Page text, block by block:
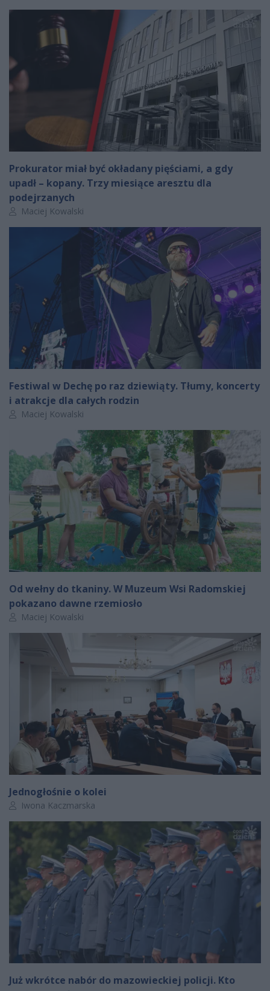
Prokurator miał być okładany pięściami, a gdy
upadł – kopany. Trzy miesiące aresztu dla
podejrzanych
Autor artykułu:
Maciej Kowalski
Festiwal w Dechę po raz dziewiąty. Tłumy, koncerty
i atrakcje dla całych rodzin
Autor artykułu:
Maciej Kowalski
Od wełny do tkaniny. W Muzeum Wsi Radomskiej
pokazano dawne rzemiosło
Autor artykułu:
Maciej Kowalski
Jednogłośnie o kolei
Autor artykułu:
Iwona Kaczmarska
Już wkrótce nabór do mazowieckiej policji. Kto